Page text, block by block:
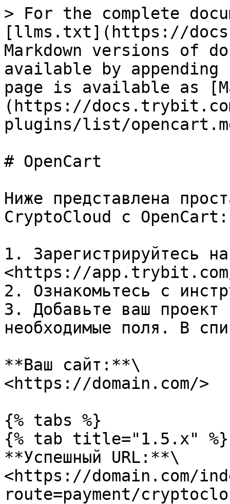
> For the complete
[llms.txt](https://
Markdown versions of
available by
page is available as
(https://
plugins/list/
# OpenCart
Ниже представлена
CryptoCloud с OpenCart:
1. Зарегистрируйтесь
<https://
2. Ознакомьтесь с
3. Добавьте ваш проект
необходимые поля. В
**Ваш сайт:**\
<https://domain.com/>
{% tabs %}
{% tab title="1.5.x" %}
**Успешный URL:**\
<https://domain.com/
route=payment/